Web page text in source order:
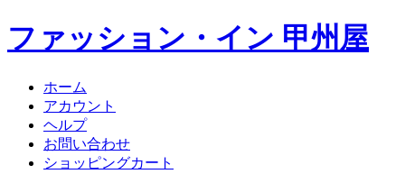
ファッション・イン 甲州屋
ホーム
アカウント
ヘルプ
お問い合わせ
ショッピングカート
NEBUTA JAPAN
NEBUTA STYLE
ねぶたハネト衣装レンタル
ねぶた囃子方衣装
AOMORI ORIGINAL TIES
オリジナルあおもりグッズ
学生専科ビバ甲州屋